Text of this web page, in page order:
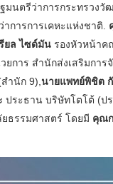
มนตรีว่าการกระทรวงวั
าการการเคหะแห่งชาติ.
ยล ไซด์มัน รองหัวหน้าค
ยการ สำนักส่งเสริมการ
ำนัก 9), นายแพทย์พิชิต
ประธาน บริษัทโตโต้ (ป
ธรรมศาสตร์ โดยมี คุณ